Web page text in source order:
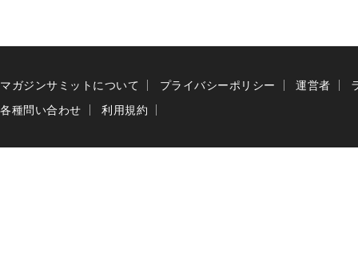
マガジンサミットについて プライバシーポリシー 運営者
各種問い合わせ
利用規約